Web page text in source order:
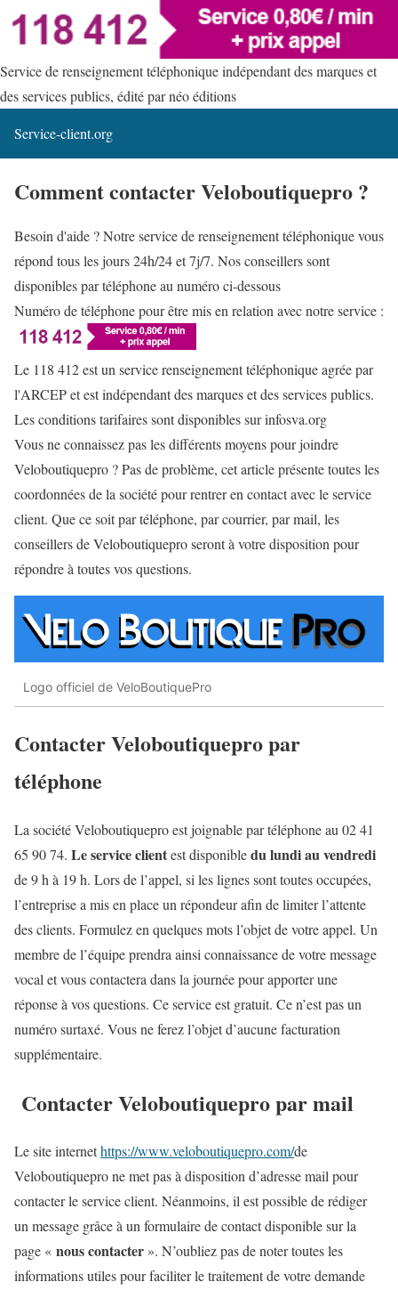
Service de renseignement téléphonique indépendant des marques et
des services publics, édité par néo éditions
Service-client.org
Comment contacter Veloboutiquepro ?
Besoin d'aide ? Notre service de renseignement téléphonique vous
répond tous les jours 24h/24 et 7j/7. Nos conseillers sont
disponibles par téléphone au numéro ci-dessous
Numéro de téléphone pour être mis en relation avec notre service :
Le 118 412 est un service renseignement téléphonique agrée par
l'ARCEP et est indépendant des marques et des services publics.
Les conditions tarifaires sont disponibles sur infosva.org
Vous ne connaissez pas les différents moyens pour joindre
Veloboutiquepro ? Pas de problème, cet article présente toutes les
coordonnées de la société pour rentrer en contact avec le service
client. Que ce soit par téléphone, par courrier, par mail, les
conseillers de Veloboutiquepro seront à votre disposition pour
répondre à toutes vos questions.
Logo officiel de VeloBoutiquePro
Contacter Veloboutiquepro par
téléphone
La société Veloboutiquepro est joignable par téléphoneau 02 41
65 90 74. Le service clientest disponibledu lundi au vendredi
de 9 h à 19 h. Lors de l’appel, si les lignes sont toutes occupées,
l’entreprise a mis en place un répondeur afin de limiter l’attente
des clients. Formulez en quelques mots l’objet de votre appel. Un
membre de l’équipe prendra ainsi connaissance de votre message
vocal et vous contactera dans la journée pour apporter une
réponse à vos questions. Ce service est gratuit. Ce n’est pas un
numéro surtaxé. Vous ne ferez l’objet d’aucune facturation
supplémentaire.
Contacter Veloboutiquepro par mail
Le site internethttps://www.veloboutiquepro.com/de
Veloboutiquepro ne met pas à disposition d’adresse mail pour
contacter le service client. Néanmoins, il est possible de rédiger
un message grâceà un formulaire de contactdisponible sur la
page « nous contacter ». N’oubliez pas de noter toutes les
informations utiles pour faciliter le traitement de votre demande